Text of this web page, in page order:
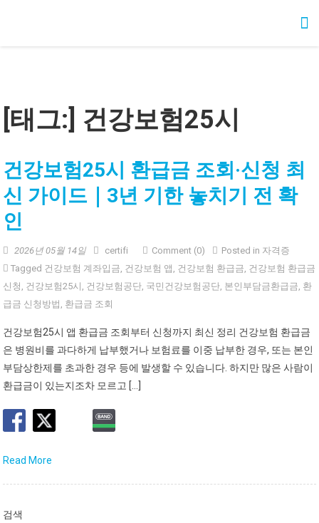
[태그:] 건강보험25시
건강보험25시 환급금 조회·신청 최
신 가이드｜3년 기한 놓치기 전 확
인
2026년 05월 14일 certifi Comment (0) Posted in 자격증
Tagged 건강보험 계좌입금, 건강보험 앱 , 건강보험 환급금, 건강보험 환급금
신청 , 건강보험25시 , 건강보험공단, 국민건강보험공단, 본인부담금환급금, 환
급금 신청방법 , 환급금 조회
건강보험25시 앱 환급금 조회부터 신청까지 최신 정리 건강보험 환급금
은 병원비를 과다하게 납부했거나 보험료를 이중 납부한 경우, 또는 본인
부담상한제를 초과한 경우 등에 발생할 수 있습니다. 하지만 많은 사람이
환급금이 있는지조차 모르고 […]
Read More
검색